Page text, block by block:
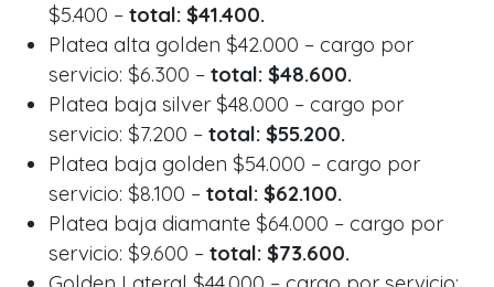
$5.400 – total: $41.400.
Platea alta golden $42.000 – cargo por
servicio: $6.300 – total: $48.600.
Platea baja silver $48.000 – cargo por
servicio: $7.200 – total: $55.200.
Platea baja golden $54.000 – cargo por
servicio: $8.100 – total: $62.100.
Platea baja diamante $64.000 – cargo por
servicio: $9.600 – total: $73.600.